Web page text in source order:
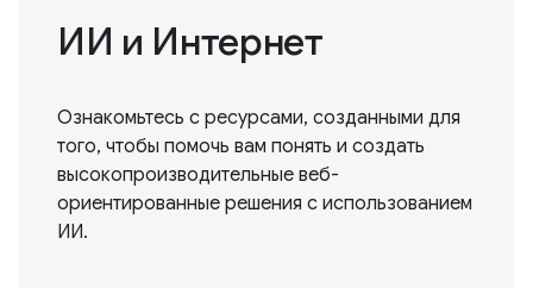
ИИ и Интернет
Ознакомьтесь с ресурсами, созданными для
того, чтобы помочь вам понять и создать
высокопроизводительные веб-
ориентированные решения с использованием
ИИ.